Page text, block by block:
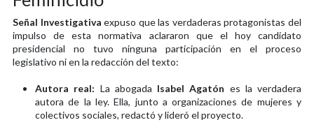
Señal Investigativa expuso que las verdaderas protagonistas del
impulso de esta normativa aclararon que el hoy candidato
presidencial no tuvo ninguna participación en el proceso
legislativo ni en la redacción del texto:
Autora real: La abogada Isabel Agatón es la verdadera
autora de la ley. Ella, junto a organizaciones de mujeres y
colectivos sociales, redactó y lideró el proyecto.